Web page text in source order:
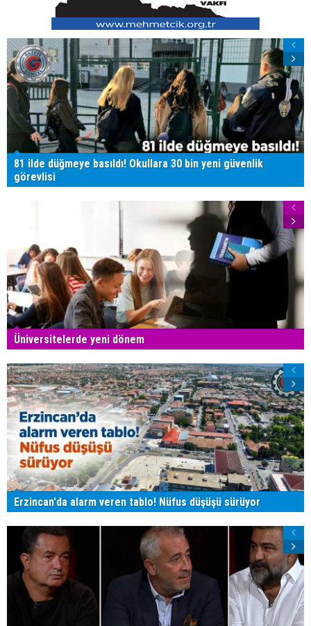
81 ilde düğmeye basıldı! Okullara 30 bin yeni güvenlik
görevlisi
Üniversitelerde yeni dönem
Erzincan'da alarm veren tablo! Nüfus düşüşü sürüyor